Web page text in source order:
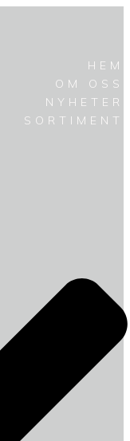
HEM
OM OSS
NYHETER
SORTIMENT